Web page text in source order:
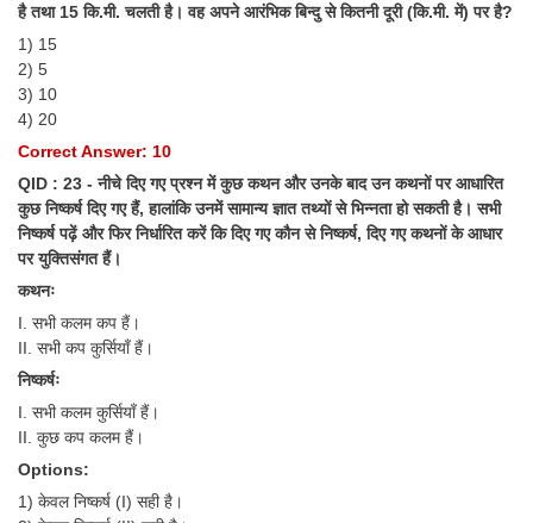
है तथा 15 कि.मी. चलती है। वह अपने आरंभिक बिन्दु से कितनी दूरी (कि.मी. में) पर है?
1) 15
2) 5
3) 10
4) 20
Correct Answer: 10
QID : 23 - नीचे दिए गए प्रश्न में कुछ कथन और उनके बाद उन कथनों पर आधारित
कुछ निष्कर्ष दिए गए हैं, हालांकि उनमें सामान्य ज्ञात तथ्यों से भिन्नता हो सकती है। सभी
निष्कर्ष पढ़ें और फिर निर्धारित करें कि दिए गए कौन से निष्कर्ष, दिए गए कथनों के आधार
पर युक्तिसंगत हैं।
कथनः
I. सभी कलम कप हैं।
II. सभी कप कुर्सियाँ हैं।
निष्कर्षः
I. सभी कलम कुर्सियाँ हैं।
II. कुछ कप कलम हैं।
Options:
1) केवल निष्कर्ष (I) सही है।